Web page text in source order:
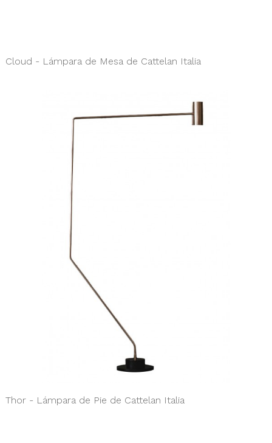
Cloud - Lámpara de Mesa de Cattelan Italia
Thor - Lámpara de Pie de Cattelan Italia